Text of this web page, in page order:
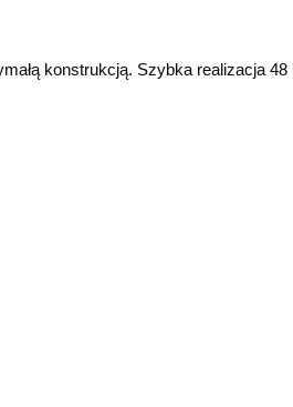
konstrukcją. Szybka realizacja